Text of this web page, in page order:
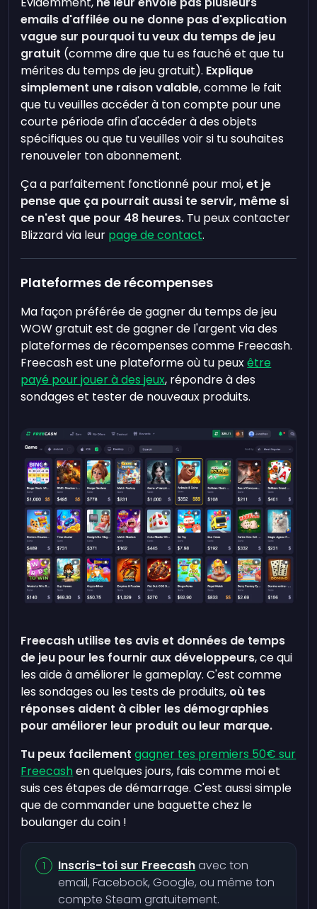
emails d'affilée ou ne donne pas d'explication
vague sur pourquoi tu veux du temps de jeu
gratuit (comme dire que tu es fauché et que tu
mérites du temps de jeu gratuit). Explique
simplement une raison valable, comme le fait
que tu veuilles accéder à ton compte pour une
courte période afin d'accéder à des objets
spécifiques ou que tu veuilles voir si tu souhaites
renouveler ton abonnement.
Ça a parfaitement fonctionné pour moi,et je
pense que ça pourrait aussi te servir, même si
ce n'est que pour 48 heures. Tu peux contacter
Blizzard via leur page de contact.
Plateformes de récompenses
Ma façon préférée de gagner du temps de jeu
WOW gratuit est de gagner de l'argent via des
plateformes de récompenses comme Freecash.
Freecash est une plateforme où tu peuxêtre
payé pour jouer à des jeux, répondre à des
sondages et tester de nouveaux produits.
Freecash utilise tes avis et données de temps
de jeu pour les fournir aux développeurs, ce qui
les aide à améliorer le gameplay. C'est comme
les sondages ou les tests de produits, où tes
réponses aident à cibler les démographies
pour améliorer leur produit ou leur marque.
Tu peux facilementgagner tes premiers 50€ sur
Freecashen quelques jours, fais comme moi et
suis ces étapes de démarrage. C'est aussi simple
que de commander une baguette chez le
boulanger du coin !
Inscris-toi sur Freecash avec ton
email, Facebook, Google, ou même ton
compte Steam gratuitement.